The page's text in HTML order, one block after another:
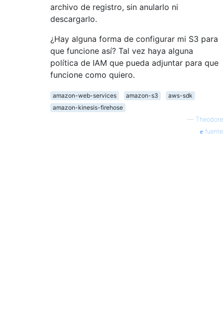
archivo de registro, sin anularlo ni
descargarlo.
¿Hay alguna forma de configurar mi S3 para
que funcione así? Tal vez haya alguna
política de IAM que pueda adjuntar para que
funcione como quiero.
amazon-web-services amazon-s3
aws-sdk
amazon-kinesis-firehose
— Theodore
fuente